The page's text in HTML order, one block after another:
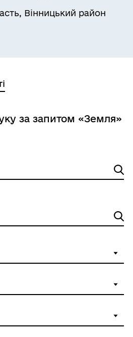
Вінницький район
за запитом «Земля»